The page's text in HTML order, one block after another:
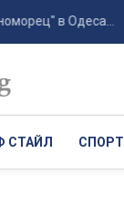
в Одеса...
СТАЙЛ СПОРТ